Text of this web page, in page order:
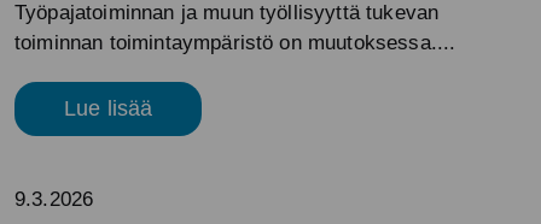
Työpajatoiminnan ja muun työllisyyttä tukevan
toiminnan toimintaympäristö on muutoksessa....
Lue lisää
9.3.2026